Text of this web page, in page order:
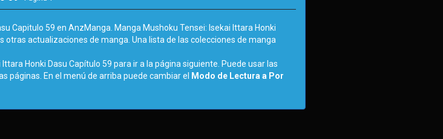
Capitulo 59 en AnzManga. Manga Mushoku Tensei: Isekai Ittara Honki
otras actualizaciones de manga. Una lista de las colecciones de manga
Honki Dasu Capítulo 59 para ir a la página siguiente. Puede usar las
páginas. En el menú de arriba puede cambiar el
Modo de Lectura a Por